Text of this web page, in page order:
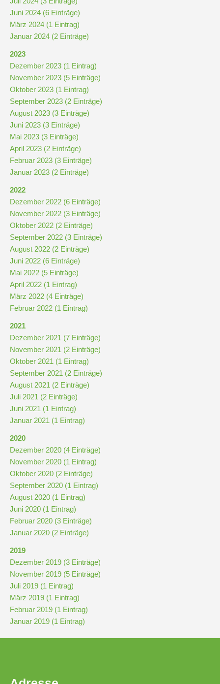
9
und
10
Hauptschulbildungsgang
Wahlpflichtunterricht
ab
Kl.
7
Was
Organisatorisches
Terminplan
Downloads
und
Formulare
Infos
Viertklässler
Anmeldung
Schülerbücherei
Hausordnung
Schulbuchordnung
Pausenordnung
Handynutzung
Datenschutz
Bestellung
Schokoticket
Juni 2024 (6 Einträge)
März 2024 (1 Eintrag)
Januar 2024 (2 Einträge)
2023
Dezember 2023 (1 Eintrag)
November 2023 (5 Einträge)
Oktober 2023 (1 Eintrag)
September 2023 (2 Einträge)
August 2023 (3 Einträge)
Juni 2023 (3 Einträge)
Mai 2023 (3 Einträge)
April 2023 (2 Einträge)
Februar 2023 (3 Einträge)
Januar 2023 (2 Einträge)
2022
Dezember 2022 (6 Einträge)
November 2022 (3 Einträge)
Oktober 2022 (2 Einträge)
September 2022 (3 Einträge)
August 2022 (2 Einträge)
Juni 2022 (6 Einträge)
Mai 2022 (5 Einträge)
April 2022 (1 Eintrag)
März 2022 (4 Einträge)
Februar 2022 (1 Eintrag)
2021
Dezember 2021 (7 Einträge)
November 2021 (2 Einträge)
Oktober 2021 (1 Eintrag)
September 2021 (2 Einträge)
August 2021 (2 Einträge)
Juli 2021 (2 Einträge)
Juni 2021 (1 Eintrag)
Januar 2021 (1 Eintrag)
2020
Dezember 2020 (4 Einträge)
November 2020 (1 Eintrag)
Oktober 2020 (2 Einträge)
September 2020 (1 Eintrag)
August 2020 (1 Eintrag)
Juni 2020 (1 Eintrag)
Februar 2020 (3 Einträge)
Januar 2020 (2 Einträge)
2019
Dezember 2019 (3 Einträge)
November 2019 (5 Einträge)
Juli 2019 (1 Eintrag)
März 2019 (1 Eintrag)
Februar 2019 (1 Eintrag)
Januar 2019 (1 Eintrag)